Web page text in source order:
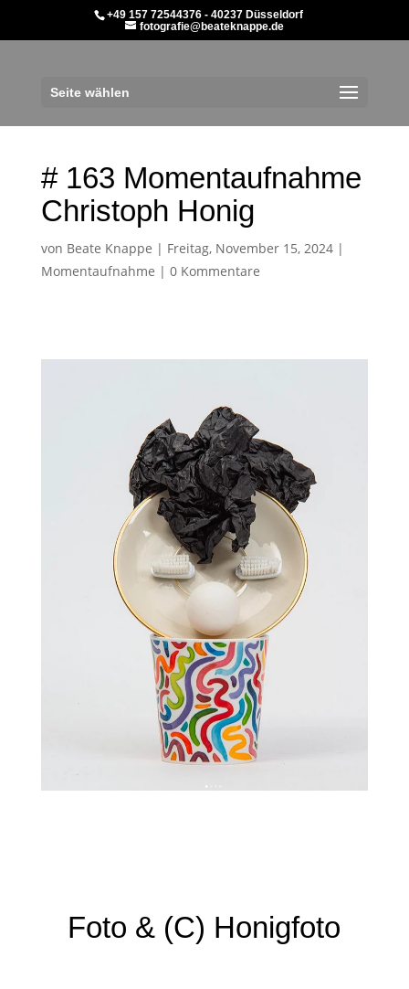
+49 157 72544376 - 40237 Düsseldorf
fotografie@beateknappe.de
Seite wählen
# 163 Momentaufnahme
Christoph Honig
von Beate Knappe | Freitag, November 15, 2024|
Momentaufnahme | 0 Kommentare
Foto & (C) Honigfoto